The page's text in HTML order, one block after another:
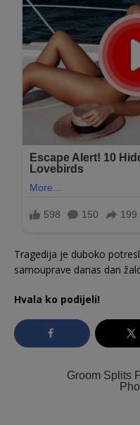
Tragedija je duboko
samouprave danas dan
Hvala ko podijeli!